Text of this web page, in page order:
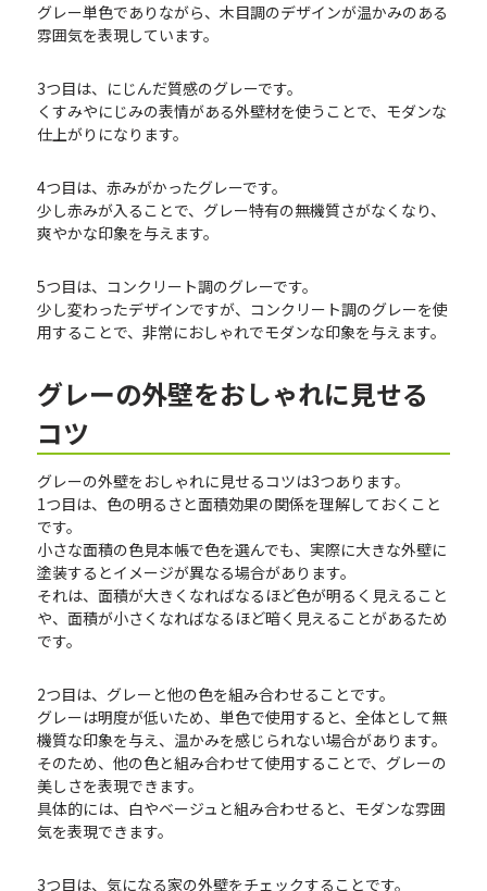
グレー単色でありながら、木目調のデザインが温かみのある
雰囲気を表現しています。
3つ目は、にじんだ質感のグレーです。
くすみやにじみの表情がある外壁材を使うことで、モダンな
仕上がりになります。
4つ目は、赤みがかったグレーです。
少し赤みが入ることで、グレー特有の無機質さがなくなり、
爽やかな印象を与えます。
5つ目は、コンクリート調のグレーです。
少し変わったデザインですが、コンクリート調のグレーを使
用することで、非常におしゃれでモダンな印象を与えます。
グレーの外壁をおしゃれに見せる
コツ
グレーの外壁をおしゃれに見せるコツは3つあります。
1つ目は、色の明るさと面積効果の関係を理解しておくこと
です。
小さな面積の色見本帳で色を選んでも、実際に大きな外壁に
塗装するとイメージが異なる場合があります。
それは、面積が大きくなればなるほど色が明るく見えること
や、面積が小さくなればなるほど暗く見えることがあるため
です。
2つ目は、グレーと他の色を組み合わせることです。
グレーは明度が低いため、単色で使用すると、全体として無
機質な印象を与え、温かみを感じられない場合があります。
そのため、他の色と組み合わせて使用することで、グレーの
美しさを表現できます。
具体的には、白やベージュと組み合わせると、モダンな雰囲
気を表現できます。
3つ目は、気になる家の外壁をチェックすることです。